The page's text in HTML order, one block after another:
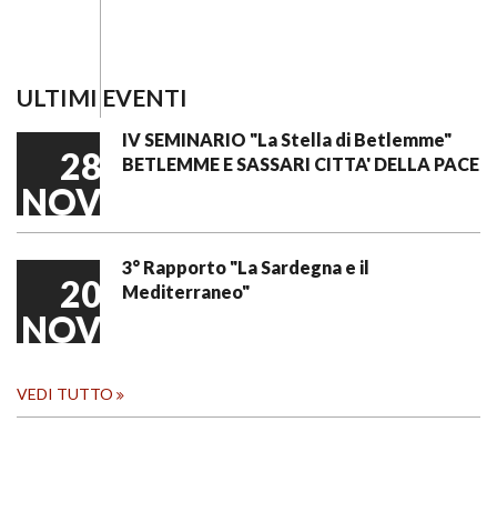
ULTIMI EVENTI
28
NOV
IV SEMINARIO "La Stella di Betlemme"
BETLEMME E SASSARI CITTA' DELLA PACE
20
NOV
3° Rapporto "La Sardegna e il
Mediterraneo"
VEDI TUTTO